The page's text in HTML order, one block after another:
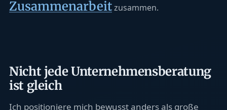
Zusammenarbeitzusammen.
Nicht jede Unternehmensberatung
ist gleich
Ich positioniere mich bewusst anders als große